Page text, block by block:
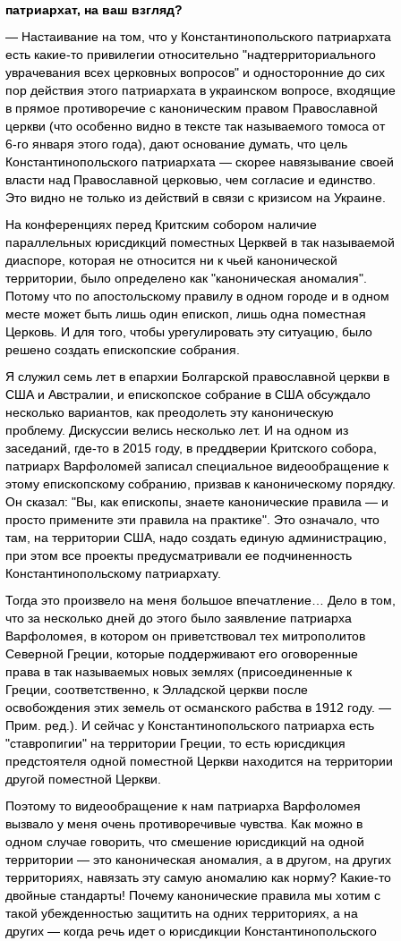
патриархат, на ваш взгляд?
— Настаивание на том, что у Константинопольского патриархата
есть какие-то привилегии относительно "надтерриториального
уврачевания всех церковных вопросов" и односторонние до сих
пор действия этого патриархата в украинском вопросе, входящие
в прямое противоречие с каноническим правом Православной
церкви (что особенно видно в тексте так называемого томоса от
6-го января этого года), дают основание думать, что цель
Константинопольского патриархата — скорее навязывание своей
власти над Православной церковью, чем согласие и единство.
Это видно не только из действий в связи с кризисом на Украине.
На конференциях перед Критским собором наличие
параллельных юрисдикций поместных Церквей в так называемой
диаспоре, которая не относится ни к чьей канонической
территории, было определено как "каноническая аномалия".
Потому что по апостольскому правилу в одном городе и в одном
месте может быть лишь один епископ, лишь одна поместная
Церковь. И для того, чтобы урегулировать эту ситуацию, было
решено создать епископские собрания.
Я служил семь лет в епархии Болгарской православной церкви в
США и Австралии, и епископское собрание в США обсуждало
несколько вариантов, как преодолеть эту каноническую
проблему. Дискуссии велись несколько лет. И на одном из
заседаний, где-то в 2015 году, в преддверии Критского собора,
патриарх Варфоломей записал специальное видеообращение к
этому епископскому собранию, призвав к каноническому порядку.
Он сказал: "Вы, как епископы, знаете канонические правила — и
просто примените эти правила на практике". Это означало, что
там, на территории США, надо создать единую администрацию,
при этом все проекты предусматривали ее подчиненность
Константинопольскому патриархату.
Тогда это произвело на меня большое впечатление… Дело в том,
что за несколько дней до этого было заявление патриарха
Варфоломея, в котором он приветствовал тех митрополитов
Северной Греции, которые поддерживают его оговоренные
права в так называемых новых землях (присоединенные к
Греции, соответственно, к Элладской церкви после
освобождения этих земель от османского рабства в 1912 году. —
Прим. ред.). И сейчас у Константинопольского патриарха есть
"ставропигии" на территории Греции, то есть юрисдикция
предстоятеля одной поместной Церкви находится на территории
другой поместной Церкви.
Поэтому то видеообращение к нам патриарха Варфоломея
вызвало у меня очень противоречивые чувства. Как можно в
одном случае говорить, что смешение юрисдикций на одной
территории — это каноническая аномалия, а в другом, на других
территориях, навязать эту самую аномалию как норму? Какие-то
двойные стандарты! Почему канонические правила мы хотим с
такой убежденностью защитить на одних территориях, а на
других — когда речь идет о юрисдикции Константинопольского